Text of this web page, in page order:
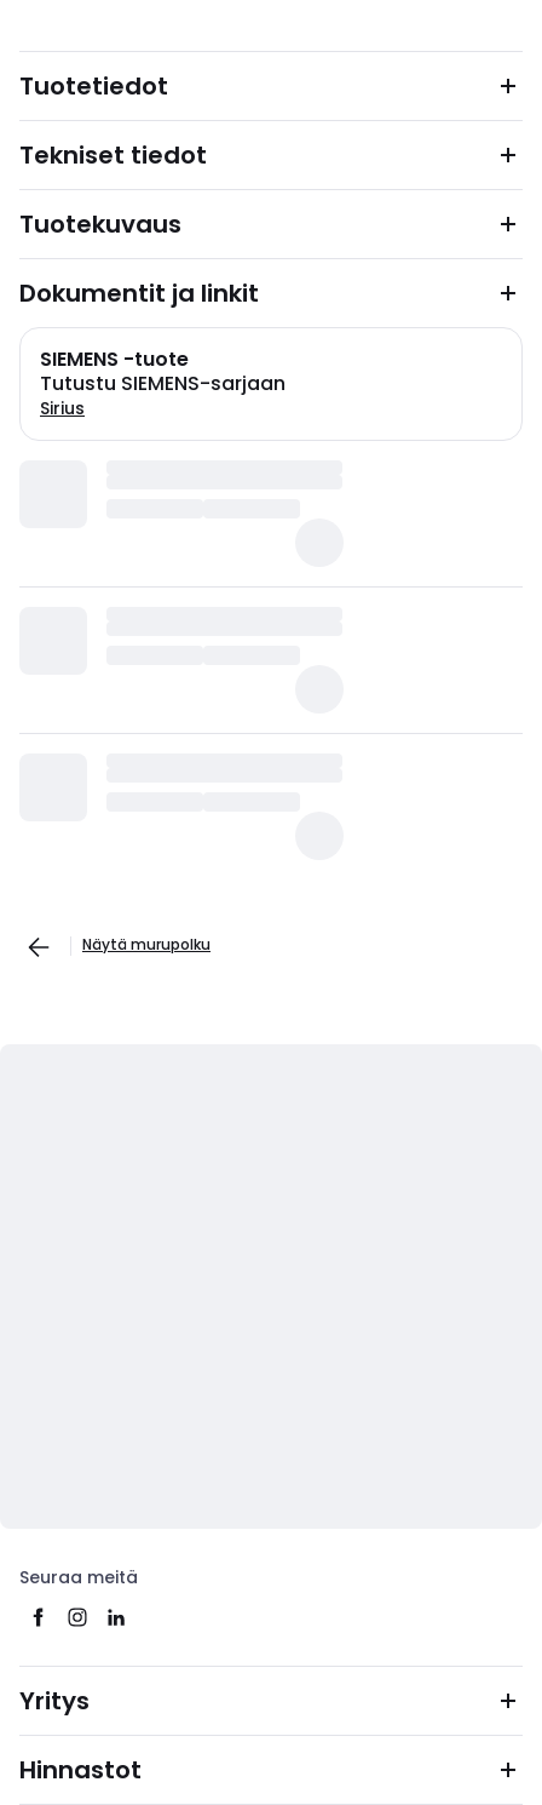
Tuotetiedot
Tekniset tiedot
Tuotekuvaus
Dokumentit ja linkit
SIEMENS -tuote
Tutustu SIEMENS-sarjaan
Sirius
Näytä murupolku
Seuraa meitä
Yritys
Hinnastot